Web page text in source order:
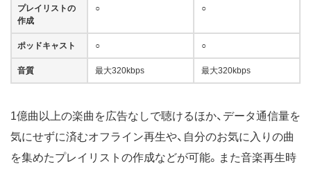
プレイリストの
作成
○ ○
ポッドキャスト ○ ○
音質 最大320kbps 最大320kbps
1億曲以上の楽曲を広告なしで聴けるほか、データ通信量を
気にせずに済むオフライン再生や、自分のお気に入りの曲
を集めたプレイリストの作成などが可能。また音楽再生時